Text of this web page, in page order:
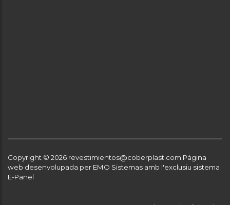
Copyright © 2026 revestimientos@coberplast.com Pàgina
web desenvolupada per EMO Sistemas amb l'exclusiu sistema
E-Panel